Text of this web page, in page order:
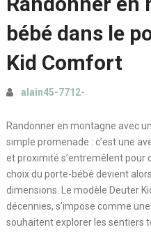
bébé dans le
Kid Comfort
alain45-7712-
Randonner en montagne avec
simple promenade : c’est une
et proximité s’entremêlent pour
choix du porte-bébé devient
dimensions. Le modèle Deuter
décennies, s’impose comme
souhaitent explorer les sentiers